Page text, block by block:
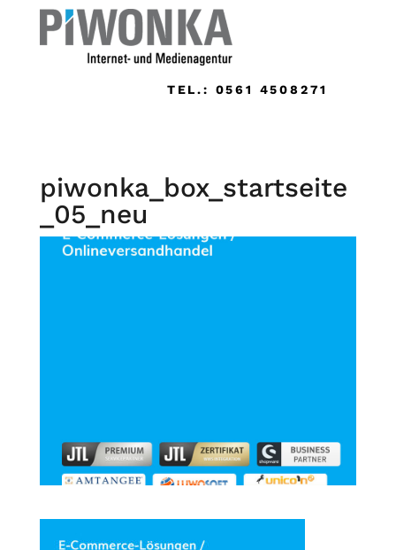
TEL.: 0561 4508271
piwonka_box_startseite
_05_neu